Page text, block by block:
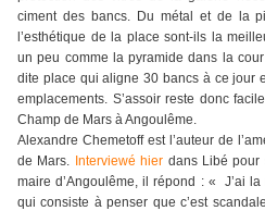
ciment des bancs. Du métal et de la
l’esthétique de la place sont-ils la
un peu comme la pyramide dans la
dite place qui aligne 30 bancs à ce jour
emplacements. S’assoir reste donc
Champ de Mars à Angoulême.
Alexandre Chemetoff est l’auteur de
de Mars. Interviewé hier dans Libé pour
maire d’Angoulême, il répond : « J’ai
qui consiste à penser que c’est